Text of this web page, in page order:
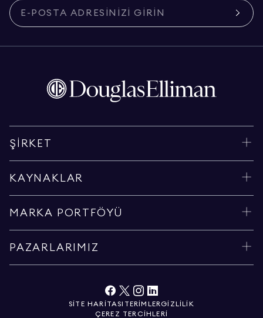
ŞIRKET
KAYNAKLAR
MARKA PORTFÖYÜ
PAZARLARIMIZ
SITE HARITASI TERIMLER GIZLILIK
ÇEREZ TERCIHLERI